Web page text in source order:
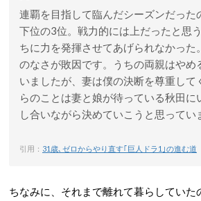
連覇を目指して臨んだシーズンだった
下位の3位。戦力的には上だったと思
ちに力を発揮させてあげられなかった
のなさが敗因です。うちの両親はやめ
いましたが、妻は僕の決断を尊重して
らのことは妻と娘が待っている秋田に
し合いながら決めていこうと思ってい
引用： 31歳､ゼロからやり直す｢巨人ドラ1｣の進む道
ちなみに、それまで離れて暮らしていた